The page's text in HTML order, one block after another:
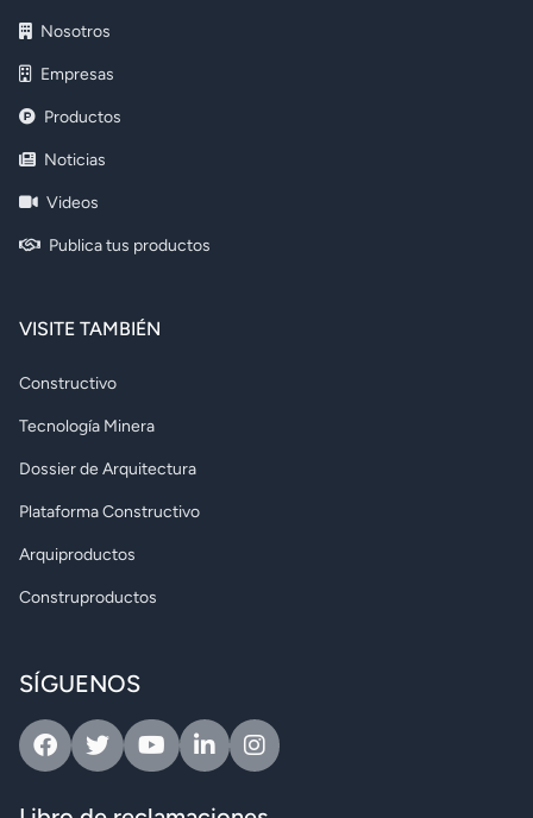
Nosotros
Empresas
Productos
Noticias
Videos
Publica tus productos
VISITE TAMBIÉN
Constructivo
Tecnología Minera
Dossier de Arquitectura
Plataforma Constructivo
Arquiproductos
Construproductos
SÍGUENOS
FacebookTwitterYoutubeLinkedinInstagram